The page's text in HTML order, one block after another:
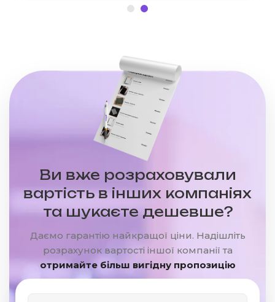
Ви вже розраховували
вартість в інших компаніях
та шукаєте дешевше?
Даємо гарантію найкращої ціни. Надішліть
розрахунок вартості іншої компанії та
отримайте більш вигідну пропозицію